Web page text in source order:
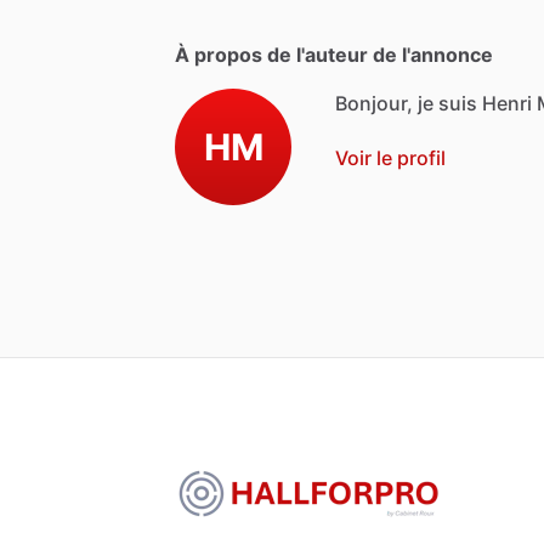
À propos de l'auteur de l'annonce
HM
Bonjour, je suis Henri
Voir le profil